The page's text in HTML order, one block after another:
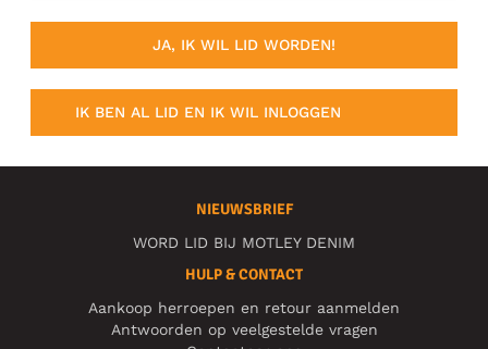
JA, IK WIL LID WORDEN!
IK BEN AL LID EN IK WIL INLOGGEN
NIEUWSBRIEF
WORD LID BIJ MOTLEY DENIM
HULP & CONTACT
Aankoop herroepen en retour aanmelden
Antwoorden op veelgestelde vragen